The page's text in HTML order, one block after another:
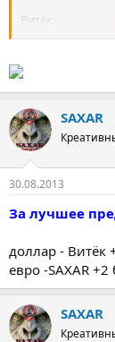
Витёк
4-5. Каким
предсказание
-1 евро- (сегодня
-1 доллар-
Piter Brok
4-5. Каким
на 31 августа ,
-1 евро-
SAXAR
30.08.2013
За лучшее
доллар - Витёк
евро -SAXAR +2
SAXAR